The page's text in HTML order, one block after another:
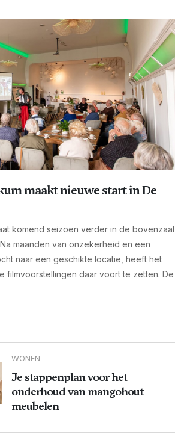
maakt nieuwe start in De
komend seizoen verder in de bovenzaal
maanden van onzekerheid en een
naar een geschikte locatie, heeft het
filmvoorstellingen daar voort te zetten. De
WONEN
Je stappenplan voor het
onderhoud van mangohout
meubelen